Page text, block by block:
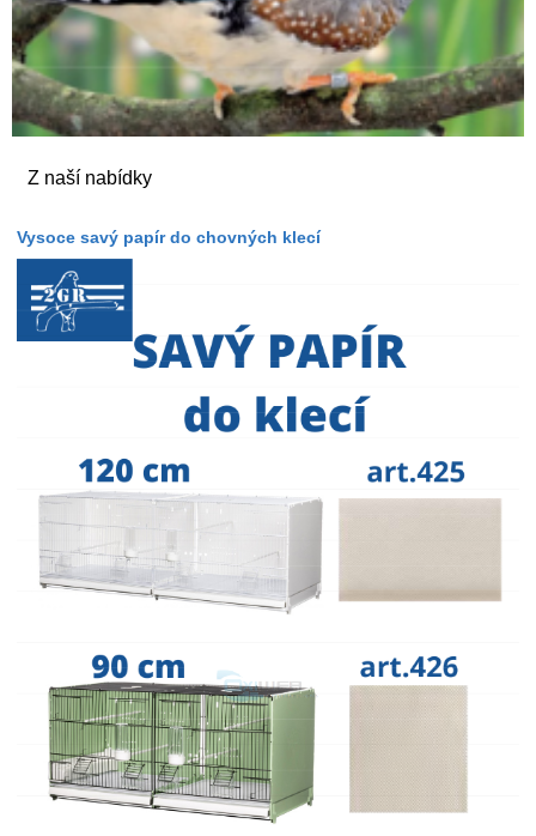
Z naší nabídky
Vysoce savý papír do chovných klecí